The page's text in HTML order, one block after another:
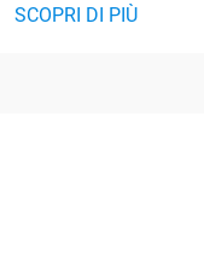
SCOPRI DI PIÙ